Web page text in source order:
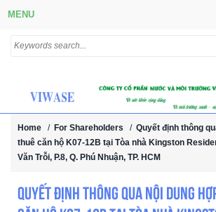
MENU
Home / For Shareholders / Quyết định thông
thuê căn hộ K07-12B tại Tòa nhà Kingston
Văn Trỗi, P.8, Q. Phú Nhuận, TP. HCM
Quyết định thông qua nội dung